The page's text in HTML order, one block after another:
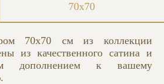
70х70
70x70 см из коллекции
из качественного сатина и
дополнением к вашему